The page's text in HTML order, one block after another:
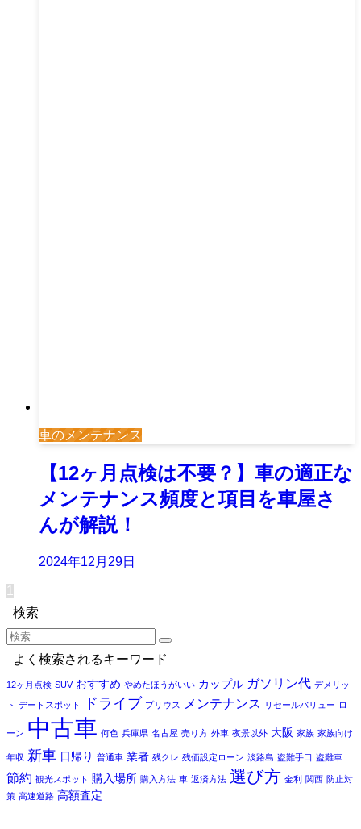
車のメンテナンス
【12ヶ月点検は不要？】車の適正な
メンテナンス頻度と項目を車屋さ
んが解説！
2024年12月29日
1
検索
よく検索されるキーワード
12ヶ月点検 SUV おすすめ やめたほうがいい カップル ガソリン代 デメリッ
ト デートスポット ドライブ プリウス メンテナンス リセールバリュー ロ
ーン 中古車 何色 兵庫県 名古屋 売り方 外車 夜景以外 大阪 家族 家族向け
年収 新車 日帰り 普通車 業者 残クレ 残価設定ローン 淡路島 盗難手口 盗難車
節約 観光スポット 購入場所 購入方法 車 返済方法 選び方 金利 関西 防止対
策 高速道路 高額査定